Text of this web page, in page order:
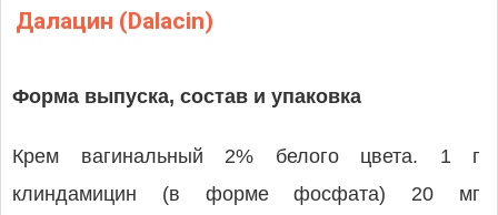
Лекарственные средства
Далацин (Dalacin)
Форма выпуска, состав и упаковка
Крем вагинальный 2% белого цвета. 1 г
клиндамицин (в форме фосфата) 20 мг